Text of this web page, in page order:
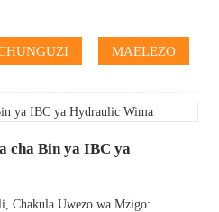
MAELEZO
cha Bin ya IBC ya
Chakula Uwezo wa Mzigo: